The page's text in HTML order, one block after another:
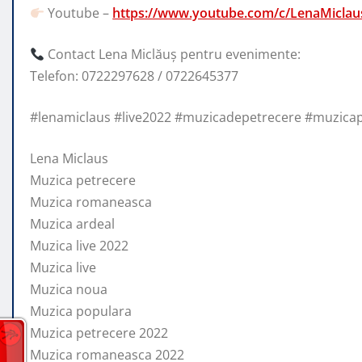
Youtube – https://www.youtube.com/c/
Contact Lena Miclăuș pentru evenimente:
Telefon: 0722297628 / 0722645377
#lenamiclaus #live2022 #muzicadepetrecere
Lena Miclaus
Muzica petrecere
Muzica romaneasca
Muzica ardeal
Muzica live 2022
Muzica live
Muzica noua
Muzica populara
Muzica petrecere 2022
Muzica romaneasca 2022